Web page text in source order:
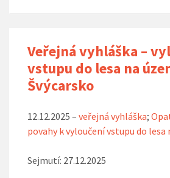
Veřejná vyhláška –
vstupu do lesa na
Švýcarsko
12.12.2025 – veřejná vyhláška;
povahy k vyloučení vstupu do lesa
Sejmutí: 27.12.2025